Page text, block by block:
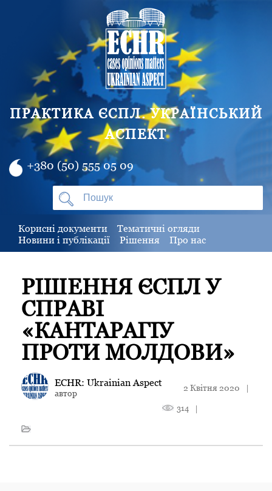
ПРАКТИКА ЄСПЛ. УКРАЇНСЬКИЙ
АСПЕКТ
+380 (50) 555 05 09
Корисні документи
Тематичні огляди
Новини і публікації
Рішення Про нас
РІШЕННЯ ЄСПЛ У
СПРАВІ
«КАНТАРАГІУ
ПРОТИ МОЛДОВИ»
ECHR: Ukrainian Aspect
автор
2 Квітня 2020 |
314 |